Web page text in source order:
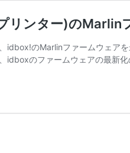
リンター)のMarlin
idbox!のMarlinファームウェア
idboxのファームウェアの最新